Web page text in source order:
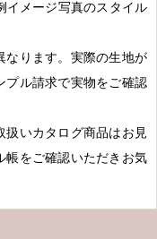
イメージ写真のスタイル
なります。実際の生地が
プル請求で実物をご確認
扱いカタログ商品はお見
帳をご確認いただきお気